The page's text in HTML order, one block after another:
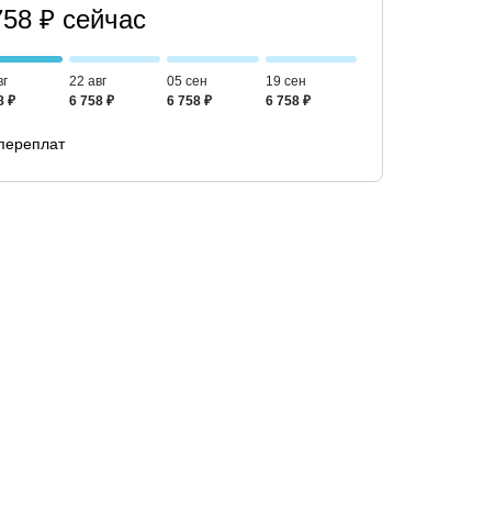
₽ сейчас
₽
22 авг
6 758 ₽
05 сен
6 758 ₽
19 сен
6 758 ₽